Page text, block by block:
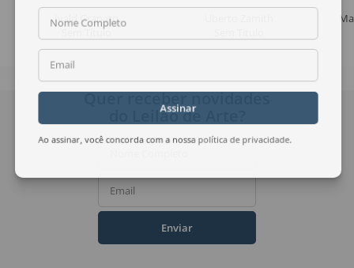
Ivald Granato
Sem Título
Nome Completo
Email
Assinar
Ao assinar, você concorda com a nossa política de privacidade.
Quer receber novidades
do Leilão de Arte?
Email
Enviar